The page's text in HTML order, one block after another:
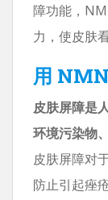
障功能，
力，使皮肤
用
皮肤屏障是
环境污染物
皮肤屏障对
防止引起痤